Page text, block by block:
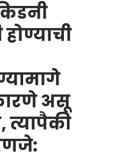
असू